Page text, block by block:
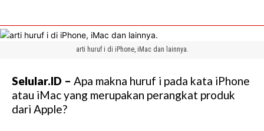
arti huruf i di iPhone, iMac dan lainnya.
Selular.ID – Apa makna huruf i pada kata iPhone
atau iMac yang merupakan perangkat produk
dari Apple?